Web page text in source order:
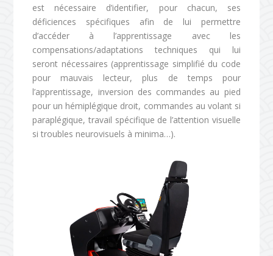
est nécessaire d’identifier, pour chacun, ses
déficiences spécifiques afin de lui permettre
d’accéder à l’apprentissage avec les
compensations/adaptations techniques qui lui
seront nécessaires (apprentissage simplifié du code
pour mauvais lecteur, plus de temps pour
l’apprentissage, inversion des commandes au pied
pour un hémiplégique droit, commandes au volant si
paraplégique, travail spécifique de l’attention visuelle
si troubles neurovisuels à minima…).